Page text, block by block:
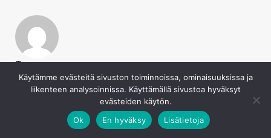
Tyson
24.10.2017
Teräsmiäs
Kyllähän se näin on. Olen törmännyt koneisiin, joihin
on hankittu K-mallisia ja näitä ajetaan kuitenkin
Käytämme evästeitä sivuston toiminnoissa, ominaisuuksissa ja
liikenteen analysoinnissa. Käyttämällä sivustoa hyväksyt
evästeiden käytön.
Ok
En hyväksy Lisätietoja